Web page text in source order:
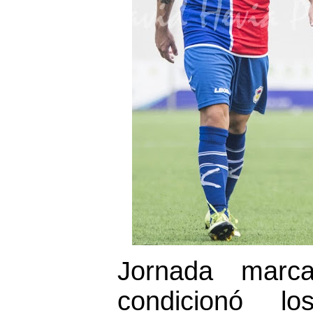
Jornada
condicionó